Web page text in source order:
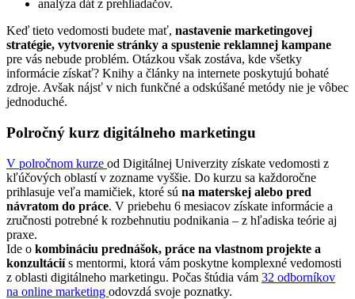
analýza dát z prehliadačov.
Keď tieto vedomosti budete mať, nastavenie marketingovej
stratégie, vytvorenie stránky a spustenie reklamnej kampane
pre vás nebude problém. Otázkou však zostáva, kde všetky
informácie získať? Knihy a články na internete poskytujú bohaté
zdroje. Avšak nájsť v nich funkčné a odskúšané metódy nie je vôbec
jednoduché.
Polročný kurz digitálneho marketingu
V polročnom kurze od Digitálnej Univerzity získate vedomosti z
kľúčových oblastí v zozname vyššie. Do kurzu sa každoročne
prihlasuje veľa mamičiek, ktoré sú na materskej alebo pred
návratom do práce. V priebehu 6 mesiacov získate informácie a
zručnosti potrebné k rozbehnutiu podnikania – z hľadiska teórie aj
praxe.
Ide o kombináciu prednášok, práce na vlastnom projekte a
konzultáciís mentormi, ktorá vám poskytne komplexné vedomosti
z oblasti digitálneho marketingu. Počas štúdia vám 32 odborníkov
na online marketing odovzdá svoje poznatky.